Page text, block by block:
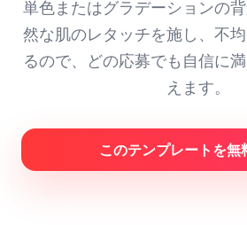
単色またはグラデーションの
然な肌のレタッチを施し、不
るので、どの応募でも自信に
えます。
このテンプレートを無